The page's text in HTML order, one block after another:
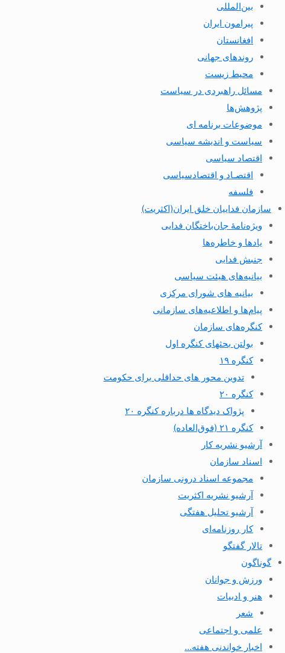
بین‌المللی
پیرامون ایران
افغانستان
روندهای جهانی
محیط زیست
مسائل راهبردی در سیاست
پژوهش‌ها
موضوعات برنامه ای
سیاست و اندیشه سیاسی
اقتصاد سیاسی
اقتصـاد و اقتصاد‌سیاسی
فلسفه
سازمان فداییان خلق ایران(اکثریت)
ویژه‌نامهٔ جان‌باختگان فدایی
یادها و خاطره‌ها
جنبش فدایی
بیانیه‌های هیئت سیاسی
بیانیه های شورای مرکزی
پیام‌ها و اطلاعیه‌های سازمانی
کنگره‌های سازمان
بولتن بحثهای کنگره اول
کنگره ۱۹
تدوین محور های حداقلی برای حکومت
کنگره ۲۰
پژواک دیدگاه ها درباره کنگره ۲۰
کنگره ۲۱ (فوق‌العاده)
آرشیو نشریه کار
اسناد سازمان
مجموعه اسناد درونی سازمان
آرشیو نشریه اکثریت
آرشیو تحلیل هفتگی
کار روزنامه‌ای
تالار گفتگو
گوناگون
ورزش و جوانان
هنر و ادبیات
شعر
علمی و اجتماعی
اخبار خواندنی هفته…